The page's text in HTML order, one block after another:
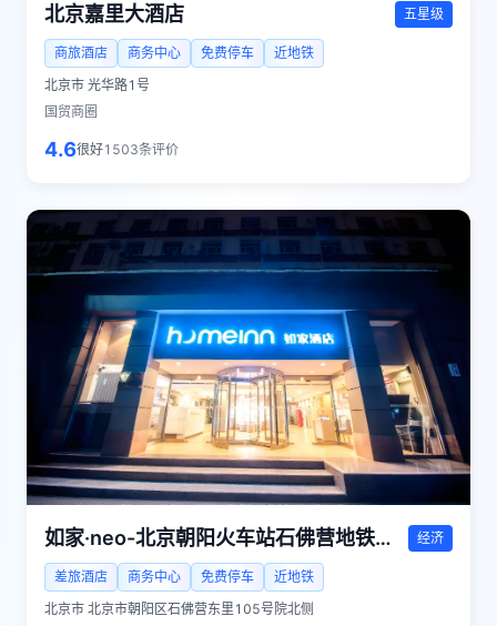
北京嘉里大酒店 五星级
商旅酒店 商务中心 免费停车
近地铁
北京市 光华路1号
国贸商圈
4.6很好1503条评价
如家·neo-北京朝阳火车站石佛营地铁站店 经济
差旅酒店 商务中心 免费停车
近地铁
北京市 北京市朝阳区石佛营东里105号院北侧